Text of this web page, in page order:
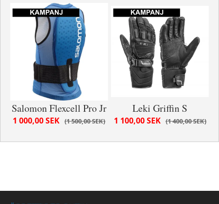
Salomon Flexcell Pro Jr
1 500,00 SEK
1 000,00 SEK
Leki Griffin S
1 400,00 SEK
1 100,00 SEK